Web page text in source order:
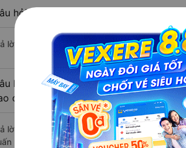
hỏi: Nhà xe đi Cà Mau từ Thống
lời: Chuyến xe có giờ xuất phát trễ (muộn)
hỏi: Review xe đi Cà Mau từ Thống
cấp nhất?
lời: Những hãng xe đi Thống Nhất - Đồng
Hiệp đi Cà Mau từ Thống Nhất - Đồng